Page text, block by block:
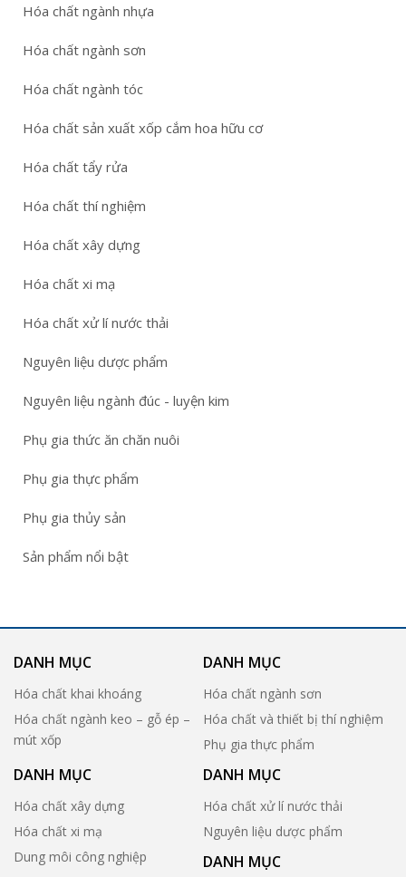
Hóa chất ngành nhựa
Hóa chất ngành sơn
Hóa chất ngành tóc
Hóa chất sản xuất xốp cắm hoa hữu cơ
Hóa chất tẩy rửa
Hóa chất thí nghiệm
Hóa chất xây dựng
Hóa chất xi mạ
Hóa chất xử lí nước thải
Nguyên liệu dược phẩm
Nguyên liệu ngành đúc - luyện kim
Phụ gia thức ăn chăn nuôi
Phụ gia thực phẩm
Phụ gia thủy sản
Sản phẩm nổi bật
DANH MỤC
Hóa chất khai khoáng
Hóa chất ngành keo – gỗ ép –
mút xốp
DANH MỤC
Hóa chất ngành sơn
Hóa chất và thiết bị thí nghiệm
Phụ gia thực phẩm
DANH MỤC
Hóa chất xây dựng
Hóa chất xi mạ
Dung môi công nghiệp
DANH MỤC
Hóa chất xử lí nước thải
Nguyên liệu dược phẩm
DANH MỤC